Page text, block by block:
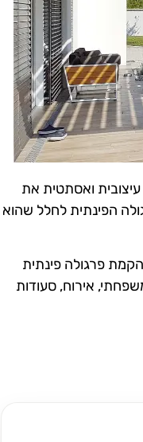
עיצובית ואסתטית את
הפינתית לחלל שהוא
פרגולה פינתית
אירוח, סעודות